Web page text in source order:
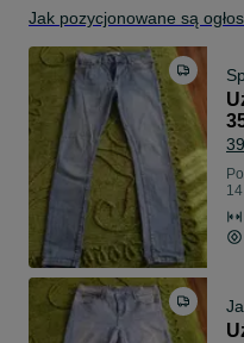
Jak pozycjonowane są